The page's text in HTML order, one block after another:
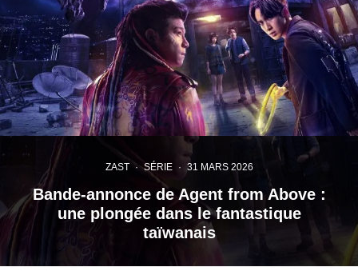
ZAST · SÉRIE · 31 MARS 2026
Bande-annonce de Agent from Above :
une plongée dans le fantastique
taïwanais